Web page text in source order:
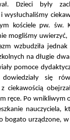
Dzieci były
wysłuchaliśmy
kościele pw. św.
mogliśmy uwierzyć,
wzbudziła jednak
na długie dwa
pomoce
się
ciekawością
ręce. Po wnikliwym
nauczyciela,
bogato urządzone,